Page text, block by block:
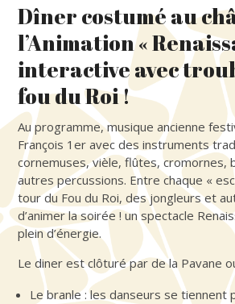
Dîner costumé au
l’Animation «
interactive avec
fou du Roi !
Au programme, musique ancienne
François 1er avec des instruments
cornemuses, vièle, flûtes, cromornes,
autres percussions. Entre chaque «
tour du Fou du Roi, des jongleurs et
d’animer la soirée ! un spectacle
plein d’énergie.
Le diner est clôturé par de la Pavane
Le branle : les danseurs se tiennent